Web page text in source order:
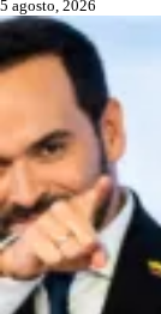
5 agosto, 2026